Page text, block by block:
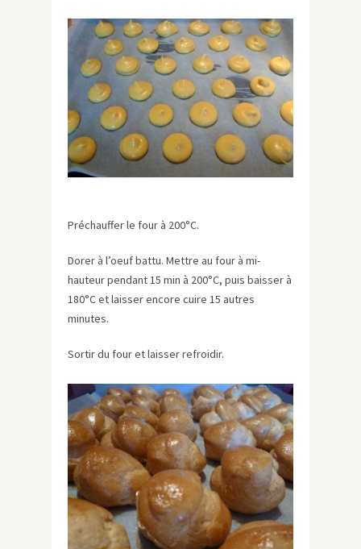
Préchauffer le four à 200°C.
Dorer à l’oeuf battu. Mettre au four à mi-
hauteur pendant 15 min à 200°C, puis baisser à
180°C et laisser encore cuire 15 autres
minutes.
Sortir du four et laisser refroidir.